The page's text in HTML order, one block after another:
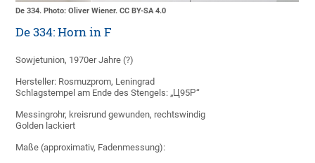
De 334. Photo: Oliver Wiener. CC BY-SA 4.0
De 334: Horn in F
Sowjetunion, 1970er Jahre (?)
Hersteller: Rosmuzprom, Leningrad
Schlagstempel am Ende des Stengels: „Ц95Р“
Messingrohr, kreisrund gewunden, rechtswindig
Golden lackiert
Maße (approximativ, Fadenmessung):